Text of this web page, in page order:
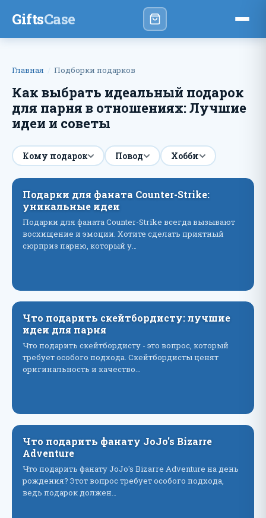
GiftsCase
Главная Подборки подарков
Как выбрать идеальный подарок
для парня в отношениях: Лучшие
идеи и советы
Кому подарок Повод Хобби
Подарки для фаната Counter-Strike:
уникальные идеи
Подарки для фаната Counter-Strike всегда вызывают
восхищение и эмоции. Хотите сделать приятный
сюрприз парню, который у…
Что подарить скейтбордисту: лучшие
идеи для парня
Что подарить скейтбордисту - это вопрос, который
требует особого подхода. Скейтбордисты ценят
оригинальность и качество…
Что подарить фанату JoJo's Bizarre
Adventure
Что подарить фанату JoJo's Bizarre Adventure на день
рождения? Этот вопрос требует особого подхода,
ведь подарок должен…